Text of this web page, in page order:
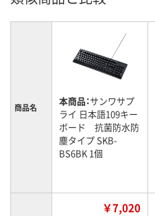
商品名 本商品：サンワサプ
ライ 日本語109キー
ボード 抗菌防水防
塵タイプ SKB-
BS6BK 1個
￥7,020